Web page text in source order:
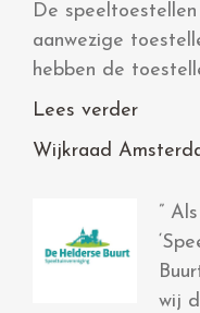
De
aanwezige
hebben de
Lees verder
Wijkraad
”
wij